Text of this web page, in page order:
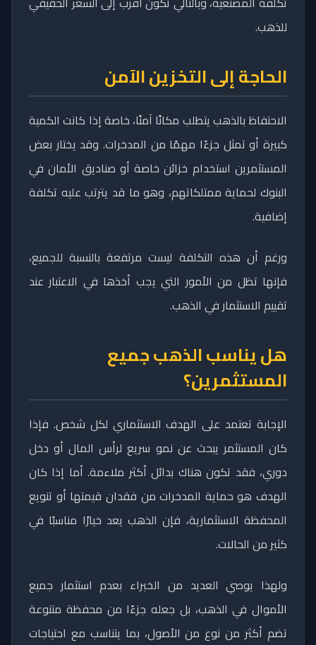
للذهب.
الحاجة إلى التخزين الآمن
الاحتفاظ بالذهب يتطلب مكانًا آمنًا، خاصة إذا كانت الكمية
كبيرة أو تمثل جزءًا مهمًا من المدخرات. وقد يختار بعض
المستثمرين استخدام خزائن خاصة أو صناديق الأمان في
البنوك لحماية ممتلكاتهم، وهو ما قد يترتب عليه تكلفة
إضافية.
ورغم أن هذه التكلفة ليست مرتفعة بالنسبة للجميع،
فإنها تظل من الأمور التي يجب أخذها في الاعتبار عند
تقييم الاستثمار في الذهب.
هل يناسب الذهب جميع
المستثمرين؟
الإجابة تعتمد على الهدف الاستثماري لكل شخص. فإذا
كان المستثمر يبحث عن نمو سريع لرأس المال أو دخل
دوري، فقد تكون هناك بدائل أكثر ملاءمة. أما إذا كان
الهدف هو حماية المدخرات من فقدان قيمتها أو تنويع
المحفظة الاستثمارية، فإن الذهب يعد خيارًا مناسبًا في
كثير من الحالات.
ولهذا يوصي العديد من الخبراء بعدم استثمار جميع
الأموال في الذهب، بل جعله جزءًا من محفظة متنوعة
تضم أكثر من نوع من الأصول، بما يتناسب مع احتياجات